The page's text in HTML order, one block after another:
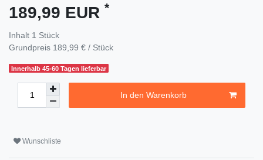
189,99 EUR *
Inhalt 1 Stück
Grundpreis 189,99 € / Stück
Innerhalb 45-60 Tagen lieferbar
In den Warenkorb
Wunschliste